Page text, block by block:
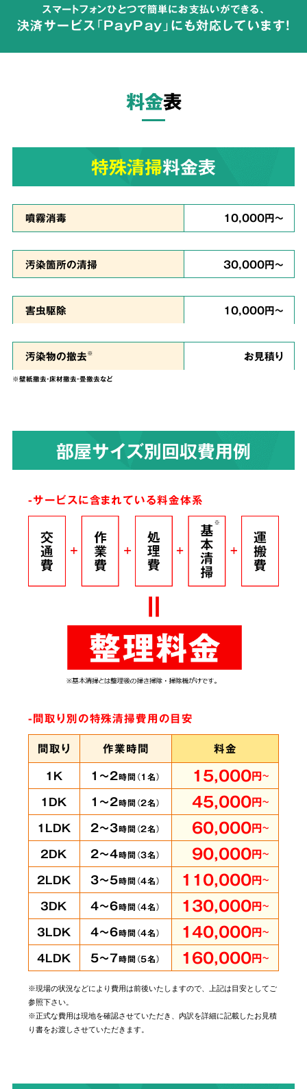
が広がらないよう配慮して体液や汚物の汚れを
ご依頼者様の気持ちに
対応
真心を
込めて対応
私たちは、
ご依頼者様のお気持ちに寄り添い、
いで誠心誠意を尽くして作業させていただきま
す。
染みついたあらゆる臭いも
解決！完全脱臭除去保証
根こそぎ
脱臭
ありとあらゆる脱臭機を試したにもかかわらず
臭いが完全に取れずにお困りの時は、ぜひ当社
へご相談ください。弊社では世界最高水準のオ
います。
5 賃貸物件・ホテルの
客室も承ります
即時に
対応可能
当社では個人・法人のお客様に関わらずあらゆ
るご依頼にお応えしております。管理されてい
る賃貸物件やホテルでの事件事故による特殊殊
スマートフォンひとつで簡単にお支払いができる、
決済サービス「PayPay」にも対応しています!
料金表
特殊清掃料金表
噴霧消毒 10,000円～
汚染箇所の清掃 30,000円～
害虫駆除 10,000円～
汚染物の撤去※ お見積り
※壁紙撤去・床材撤去・畳撤去など
部屋サイズ別回収費用例
-サービスに含まれている料金体系
-間取り別の特殊清掃費用の目安
間取り
作業時間
料金
1K
1～2時間（1名） 15,000円～
1DK 1～2時間（2名） 45,000円～
1LDK 2～3時間（2名） 60,000円～
2DK 2～4時間（3名） 90,000円～
2LDK 3～5時間（4名） 110,000円～
3DK 4～6時間（4名） 130,000円～
3LDK 4～6時間（4名） 140,000円～
4LDK 5～7時間（5名） 160,000円～
※現場の状況などにより費用は前後いたしますので、上記は目安としてご
参照下さい。
※正式な費用は現地を確認させていただき、内訳を詳細に記載したお見積
り書をお渡しさせていただきます。